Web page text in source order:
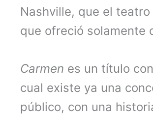
Nashville, que el
que ofreció solamente
Carmen es un título
cual existe ya una
público, con una